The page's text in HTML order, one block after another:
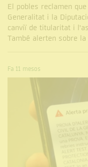
El pobles reclamen
Generalitat i la
canviï de titularitat i
També alerten sobre
Fa 11 mesos